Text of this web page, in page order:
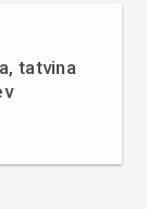
tatvina